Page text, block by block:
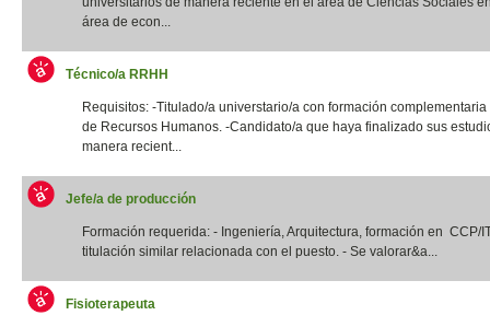
área de econ...
Técnico/a RRHH
Requisitos: -Titulado/a universtario/a con formación
de Recursos Humanos. -Candidato/a que haya finalizado sus
manera recient...
Jefe/a de producción
Formación requerida: - Ingeniería, Arquitectura, formación en CCP/
titulación similar relacionada con el puesto. - Se valorar&a...
Fisioterapeuta